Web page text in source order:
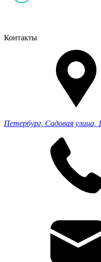
Контакты
Петербург, Садовая улица,